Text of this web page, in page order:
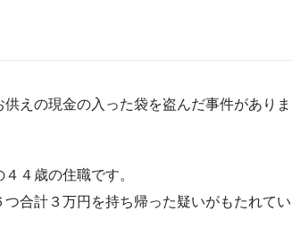
えの現金の入った袋を盗んだ事件がありま
４歳の住職です。
合計３万円を持ち帰った疑いがもたれてい